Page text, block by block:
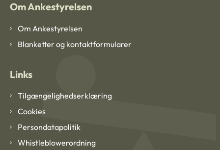
Om Ankestyrelsen
Om Ankestyrelsen
Blanketter og kontaktformularer
Links
Tilgængelighedserklæring
Cookies
Persondatapolitik
Whistleblowerordning